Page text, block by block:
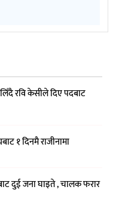
रवि केसीले दिए पदबाट
१ दिनमै राजीनामा
दुई जना घाइते , चालक फरार